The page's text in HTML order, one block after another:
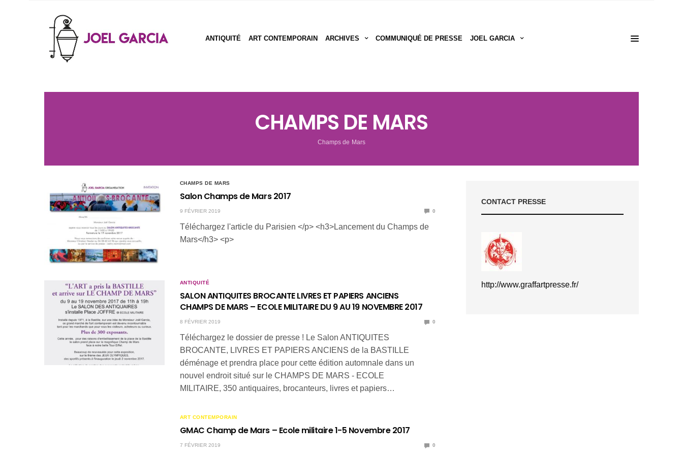
ANTIQUITÉ ART CONTEMPORAIN ARCHIVES COMMUNIQUÉ DE PRESSE JOEL GARCIA
CHAMPS DE MARS
Champs de Mars
CHAMPS DE MARS
Salon Champs de Mars 2017
9 FÉVRIER 2019 0
Téléchargez l'article du Parisien </p> <h3>Lancement du Champs de
Mars</h3> <p>
ANTIQUITÉ
SALON ANTIQUITES BROCANTE LIVRES ET PAPIERS ANCIENS
CHAMPS DE MARS – ECOLE MILITAIRE DU 9 AU 19 NOVEMBRE 2017
8 FÉVRIER 2019 0
Téléchargez le dossier de presse ! Le Salon ANTIQUITES
BROCANTE, LIVRES ET PAPIERS ANCIENS de la BASTILLE
déménage et prendra place pour cette édition automnale dans un
nouvel endroit situé sur le CHAMPS DE MARS - ECOLE
MILITAIRE, 350 antiquaires, brocanteurs, livres et papiers…
ART CONTEMPORAIN
GMAC Champ de Mars – Ecole militaire 1-5 Novembre 2017
7 FÉVRIER 2019 0
CONTACT PRESSE
http://www.graffartpresse.fr/